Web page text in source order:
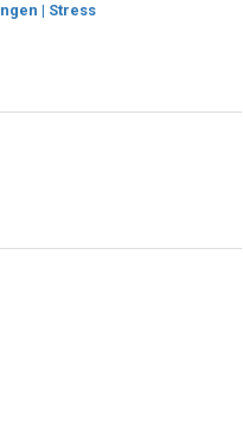
| Stress